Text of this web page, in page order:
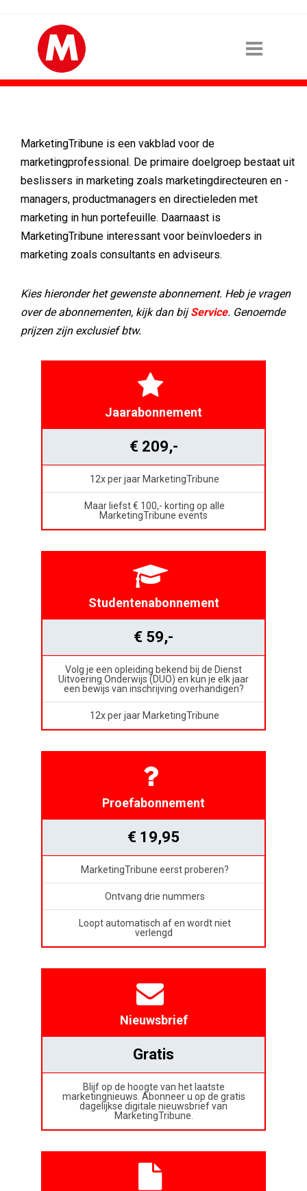
MarketingTribune is een vakblad voor de
marketingprofessional. De primaire doelgroep bestaat uit
beslissers in marketing zoals marketingdirecteuren en -
managers, productmanagers en directieleden met
marketing in hun portefeuille. Daarnaast is
MarketingTribune interessant voor beïnvloeders in
marketing zoals consultants en adviseurs.
Kies hieronder het gewenste abonnement. Heb je vragen
over de abonnementen, kijk dan bijService. Genoemde
prijzen zijn exclusief btw.
Jaarabonnement
€ 209,-
12x per jaar MarketingTribune
Maar liefst € 100,- korting op alle
MarketingTribune events
Studentenabonnement
€ 59,-
Volg je een opleiding bekend bij de Dienst
Uitvoering Onderwijs (DUO) en kun je elk jaar
een bewijs van inschrijving overhandigen?
12x per jaar MarketingTribune
Proefabonnement
€ 19,95
MarketingTribune eerst proberen?
Ontvang drie nummers
Loopt automatisch af en wordt niet
verlengd
Nieuwsbrief
Gratis
Blijf op de hoogte van het laatste
marketingnieuws. Abonneer u op de gratis
dagelijkse digitale nieuwsbrief van
MarketingTribune.